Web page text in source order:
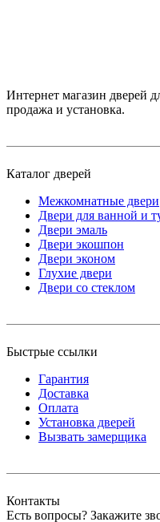
Интернет магазин дверей
продажа и установка.
Каталог дверей
Межкомнатные двери
Двери для ванной и
Двери эмаль
Двери экошпон
Двери эконом
Глухие двери
Двери со стеклом
Быстрые ссылки
Гарантия
Доставка
Оплата
Установка дверей
Вызвать замерщика
Контакты
Есть вопросы? Закажите